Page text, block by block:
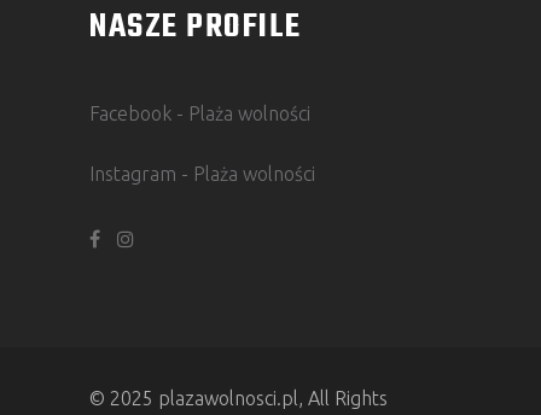
NASZE PROFILE
Facebook - Plaża wolności
Instagram - Plaża wolności
© 2025 plazawolnosci.pl, All Rights